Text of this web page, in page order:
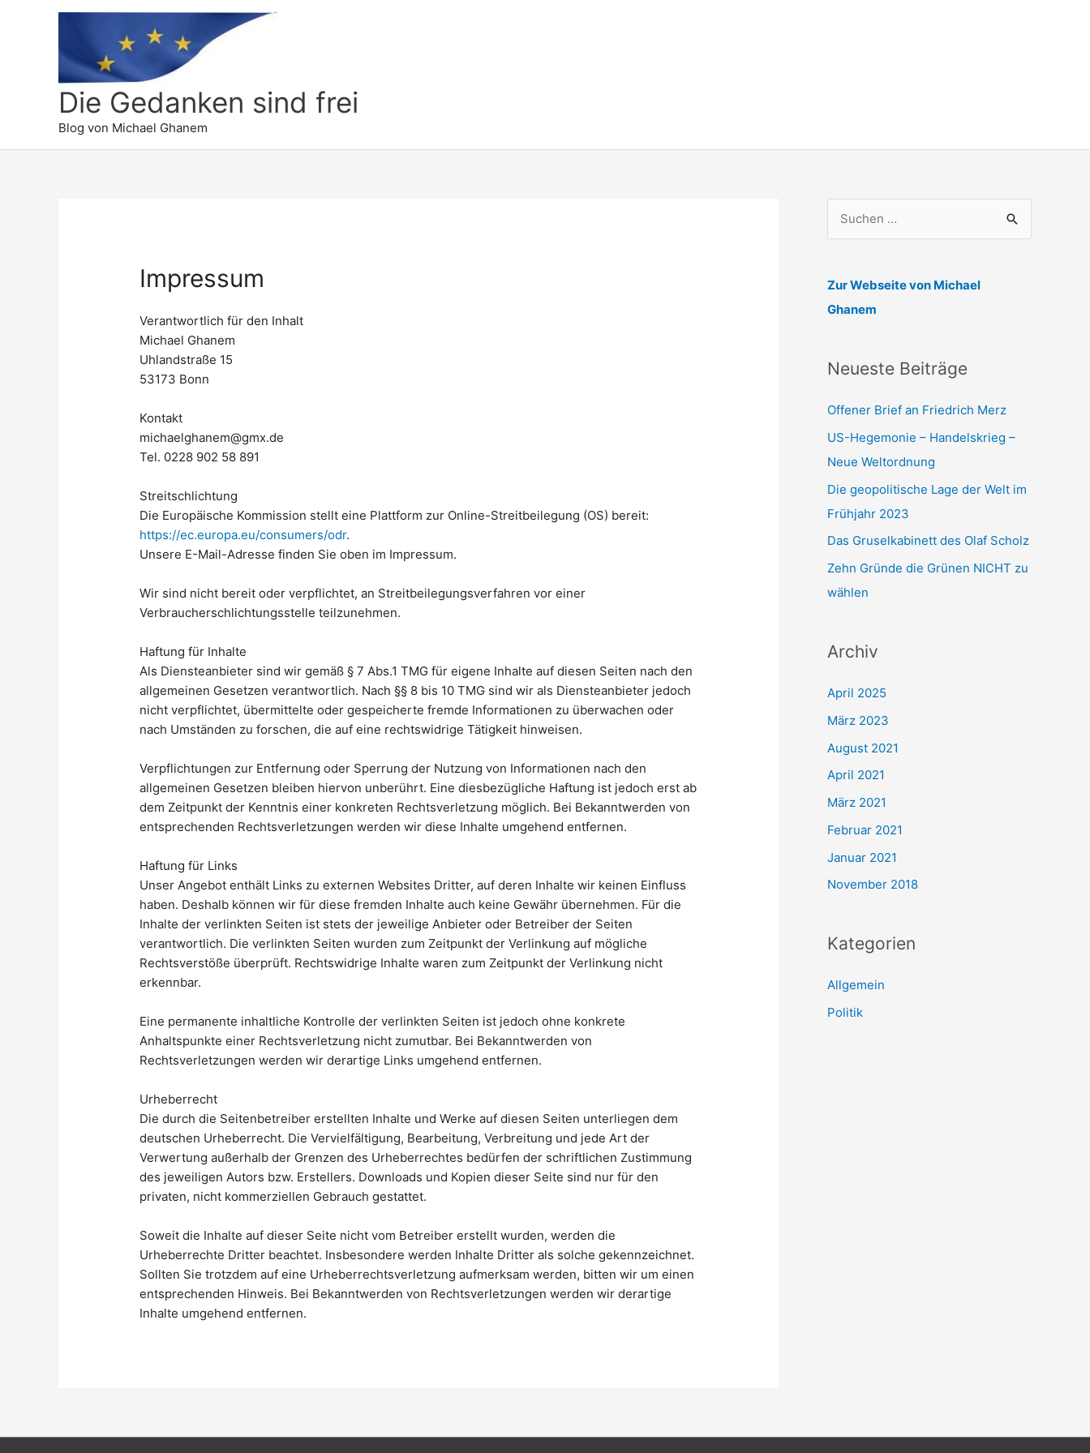
Die Gedanken sind frei
Blog von Michael Ghanem
Impressum
Verantwortlich für den Inhalt
Michael Ghanem
Uhlandstraße 15
53173 Bonn
Kontakt
michaelghanem@gmx.de
Tel. 0228 902 58 891
Streitschlichtung
Die Europäische Kommission stellt eine Plattform zur Online-Streitbeilegung (OS) bereit:
https://ec.europa.eu/consumers/odr.
Unsere E-Mail-Adresse finden Sie oben im Impressum.
Wir sind nicht bereit oder verpflichtet, an Streitbeilegungsverfahren vor einer
Verbraucherschlichtungsstelle teilzunehmen.
Haftung für Inhalte
Als Diensteanbieter sind wir gemäß § 7 Abs.1 TMG für eigene Inhalte auf diesen Seiten nach den
allgemeinen Gesetzen verantwortlich. Nach §§ 8 bis 10 TMG sind wir als Diensteanbieter jedoch
nicht verpflichtet, übermittelte oder gespeicherte fremde Informationen zu überwachen oder
nach Umständen zu forschen, die auf eine rechtswidrige Tätigkeit hinweisen.
Verpflichtungen zur Entfernung oder Sperrung der Nutzung von Informationen nach den
allgemeinen Gesetzen bleiben hiervon unberührt. Eine diesbezügliche Haftung ist jedoch erst ab
dem Zeitpunkt der Kenntnis einer konkreten Rechtsverletzung möglich. Bei Bekanntwerden von
entsprechenden Rechtsverletzungen werden wir diese Inhalte umgehend entfernen.
Haftung für Links
Unser Angebot enthält Links zu externen Websites Dritter, auf deren Inhalte wir keinen Einfluss
haben. Deshalb können wir für diese fremden Inhalte auch keine Gewähr übernehmen. Für die
Inhalte der verlinkten Seiten ist stets der jeweilige Anbieter oder Betreiber der Seiten
verantwortlich. Die verlinkten Seiten wurden zum Zeitpunkt der Verlinkung auf mögliche
Rechtsverstöße überprüft. Rechtswidrige Inhalte waren zum Zeitpunkt der Verlinkung nicht
erkennbar.
Eine permanente inhaltliche Kontrolle der verlinkten Seiten ist jedoch ohne konkrete
Anhaltspunkte einer Rechtsverletzung nicht zumutbar. Bei Bekanntwerden von
Rechtsverletzungen werden wir derartige Links umgehend entfernen.
Urheberrecht
Die durch die Seitenbetreiber erstellten Inhalte und Werke auf diesen Seiten unterliegen dem
deutschen Urheberrecht. Die Vervielfältigung, Bearbeitung, Verbreitung und jede Art der
Verwertung außerhalb der Grenzen des Urheberrechtes bedürfen der schriftlichen Zustimmung
des jeweiligen Autors bzw. Erstellers. Downloads und Kopien dieser Seite sind nur für den
privaten, nicht kommerziellen Gebrauch gestattet.
Soweit die Inhalte auf dieser Seite nicht vom Betreiber erstellt wurden, werden die
Urheberrechte Dritter beachtet. Insbesondere werden Inhalte Dritter als solche gekennzeichnet.
Sollten Sie trotzdem auf eine Urheberrechtsverletzung aufmerksam werden, bitten wir um einen
entsprechenden Hinweis. Bei Bekanntwerden von Rechtsverletzungen werden wir derartige
Inhalte umgehend entfernen.
h
e
a
c
Zur Webseite von Michael
Ghanem
Neueste Beiträge
Offener Brief an Friedrich Merz
US-Hegemonie – Handelskrieg –
Neue Weltordnung
Die geopolitische Lage der Welt im
Frühjahr 2023
Das Gruselkabinett des Olaf Scholz
Zehn Gründe die Grünen NICHT zu
wählen
Archiv
April 2025
März 2023
August 2021
April 2021
März 2021
Februar 2021
Januar 2021
November 2018
Kategorien
Allgemein
Politik